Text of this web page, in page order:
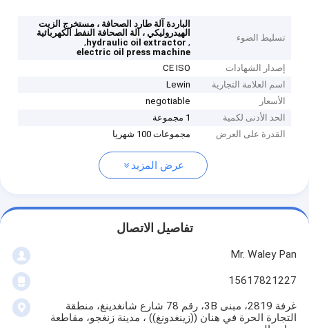
تسليط الضوء
الباردة آلة طارد الصحافة ، مستخرج الزيت
الهيدروليكي ، آلة الصحافة النفط الكهربائية
,
hydraulic oil extractor
,
electric oil press machine
إصدار الشهادات
CE ISO
اسم العلامة التجارية
Lewin
الأسعار
negotiable
الحد الأدنى لكمية
1 مجموعة
القدرة على العرض
مجموعات 100 شهريا
عرض المزيد
تفاصيل الاتصال
Mr. Waley Pan
15617821227
غرفة 2819، مبنى 3B، رقم 78 شارع شانغدينغ، منطقة
التجارة الحرة في هنان ((زينغدونغ)) ، مدينة زنغجو، مقاطعة